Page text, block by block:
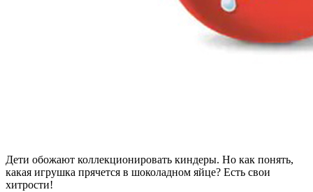
Дети обожают коллекционировать киндеры. Но как понять,
какая игрушка прячется в шоколадном яйце? Есть свои
хитрости!